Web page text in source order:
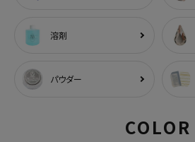
溶剤
パウダー
COLOR